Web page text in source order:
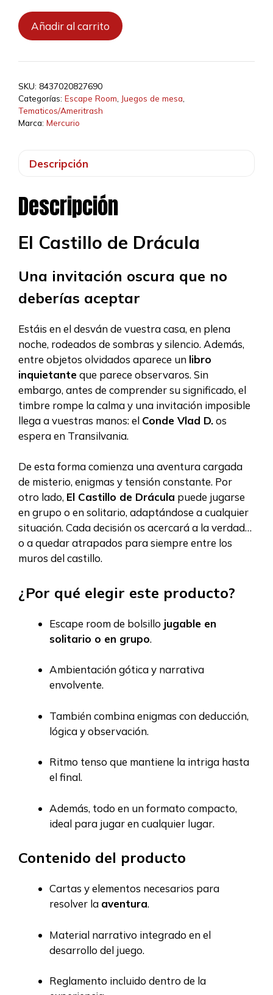
Escape
-
Castillo
de
Drácula
cantidad
Añadir al carrito
SKU: 8437020827690
Categorías: Escape Room, Juegos de mesa,
Tematicos/Ameritrash
Marca: Mercurio
Descripción
Descripción
El Castillo de Drácula
Una invitación oscura que no
deberías aceptar
Estáis en el desván de vuestra casa, en plena
noche, rodeados de sombras y silencio. Además,
entre objetos olvidados aparece un libro
inquietanteque parece observaros. Sin
embargo, antes de comprender su significado, el
timbre rompe la calma y una invitación imposible
llega a vuestras manos: el Conde Vlad D.os
espera en Transilvania.
De esta forma comienza una aventura cargada
de misterio, enigmas y tensión constante. Por
otro lado, El Castillo de Drácula puede jugarse
en grupo o en solitario, adaptándose a cualquier
situación. Cada decisión os acercará a la verdad…
o a quedar atrapados para siempre entre los
muros del castillo.
¿Por qué elegir este producto?
Escape room de bolsillo jugable en
solitario o en grupo.
Ambientación gótica y narrativa
envolvente.
También combina enigmas con deducción,
lógica y observación.
Ritmo tenso que mantiene la intriga hasta
el final.
Además, todo en un formato compacto,
ideal para jugar en cualquier lugar.
Contenido del producto
Cartas y elementos necesarios para
resolver la aventura.
Material narrativo integrado en el
desarrollo del juego.
Reglamento incluido dentro de la